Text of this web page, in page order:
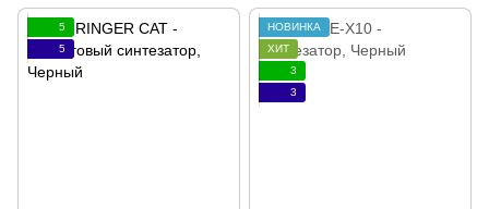
5
5
НОВИНКА
ХИТ
3
3